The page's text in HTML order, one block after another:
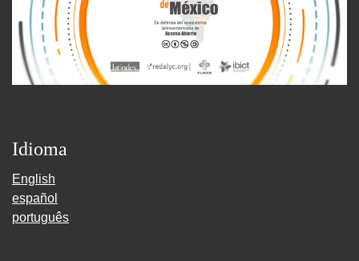
Idioma
English
español
português